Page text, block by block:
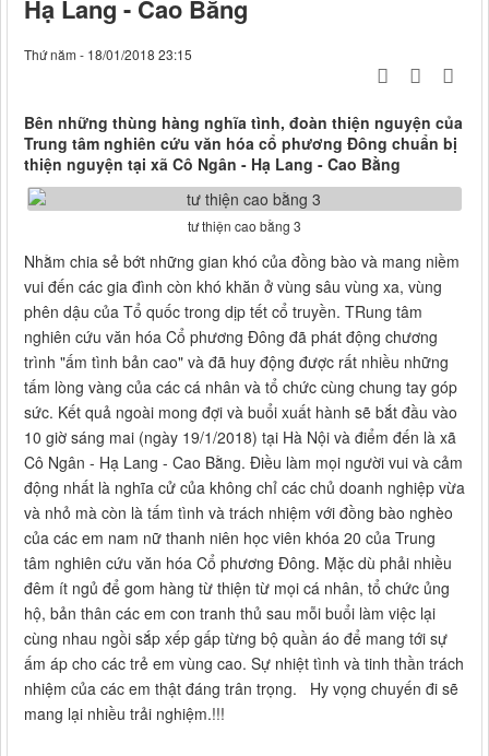
Hạ Lang - Cao Bằng
Thứ năm - 18/01/2018 23:15
Bên những thùng hàng nghĩa tình, đoàn thiện nguyện của
Trung tâm nghiên cứu văn hóa cổ phương Đông chuẩn bị
thiện nguyện tại xã Cô Ngân - Hạ Lang - Cao Bằng
tư thiện cao bằng 3
Nhằm chia sẻ bớt những gian khó của đồng bào và mang niềm
vui đến các gia đình còn khó khăn ở vùng sâu vùng xa, vùng
phên dậu của Tổ quốc trong dịp tết cổ truyền. TRung tâm
nghiên cứu văn hóa Cổ phương Đông đã phát động chương
trình "ấm tình bản cao" và đã huy động được rất nhiều những
tấm lòng vàng của các cá nhân và tổ chức cùng chung tay góp
sức. Kết quả ngoài mong đợi và buổi xuất hành sẽ bắt đầu vào
10 giờ sáng mai (ngày 19/1/2018) tại Hà Nội và điểm đến là xã
Cô Ngân - Hạ Lang - Cao Bằng. Điều làm mọi người vui và cảm
động nhất là nghĩa cử của không chỉ các chủ doanh nghiệp vừa
và nhỏ mà còn là tấm tình và trách nhiệm với đồng bào nghèo
của các em nam nữ thanh niên học viên khóa 20 của Trung
tâm nghiên cứu văn hóa Cổ phương Đông. Mặc dù phải nhiều
đêm ít ngủ để gom hàng từ thiện từ mọi cá nhân, tổ chức ủng
hộ, bản thân các em con tranh thủ sau mỗi buổi làm việc lại
cùng nhau ngồi sắp xếp gấp từng bộ quần áo để mang tới sự
ấm áp cho các trẻ em vùng cao. Sự nhiệt tình và tinh thần trách
nhiệm của các em thật đáng trân trọng. Hy vọng chuyến đi sẽ
mang lại nhiều trải nghiệm.!!!